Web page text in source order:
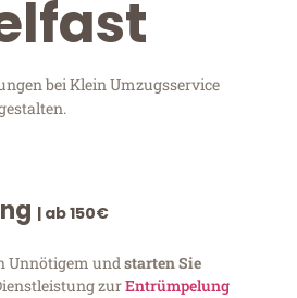
bei Klein Umzugsservice
| ab 150€
Unnötigem undstarten Sie
zurEntrümpelung